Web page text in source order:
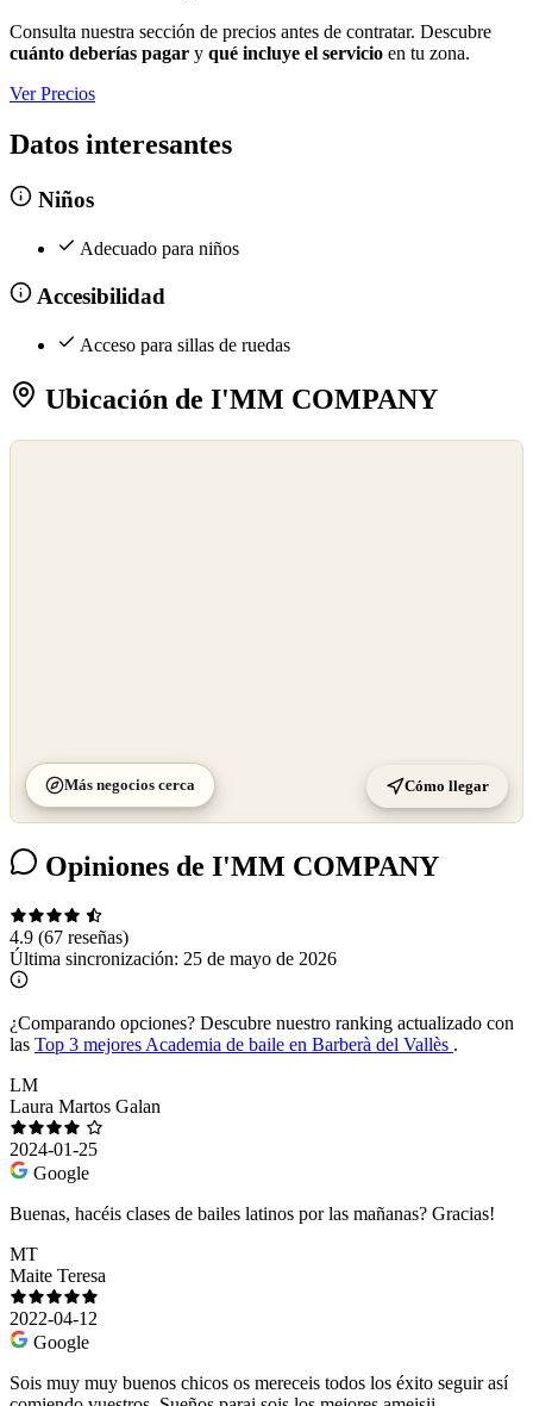
Consulta nuestra sección de precios antes de contratar. Descubre
cuánto deberías pagar y qué incluye el servicio en tu zona.
Ver Precios
Datos interesantes
Niños
Adecuado para niños
Accesibilidad
Acceso para sillas de ruedas
Ubicación de I'MM COMPANY
Más negocios cerca Cómo llegar
Opiniones de I'MM COMPANY
4.9 (67 reseñas)
Última sincronización: 25 de mayo de 2026
¿Comparando opciones? Descubre nuestro ranking actualizado con
las Top 3 mejores Academia de baile en Barberà del Vallès .
LM
Laura Martos Galan
2024-01-25
Google
Buenas, hacéis clases de bailes latinos por las mañanas? Gracias!
MT
Maite Teresa
2022-04-12
Google
Sois muy muy buenos chicos os mereceis todos los éxito seguir así